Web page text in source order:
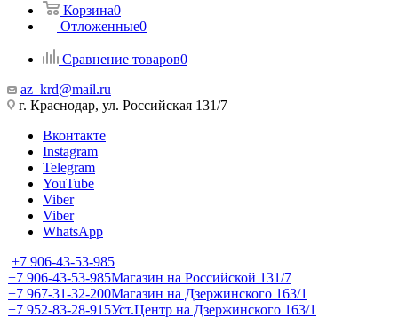
Корзина0
Отложенные0
Сравнение товаров0
az_krd@mail.ru
г. Краснодар, ул. Российская 131/7
Вконтакте
Instagram
Telegram
YouTube
Viber
Viber
WhatsApp
+7 906-43-53-985
+7 906-43-53-985Магазин на Российской 131/7
+7 967-31-32-200Магазин на Дзержинского 163/1
+7 952-83-28-915Уст.Центр на Дзержинского 163/1